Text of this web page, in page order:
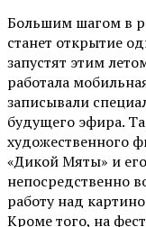
Большим шагом в
станет открытие
запустят этим
работала
записывали
будущего эфира.
художественного
«Дикой Мяты» и
непосредственно
работу над
Кроме того, на